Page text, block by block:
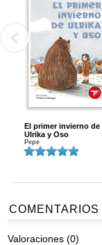
El primer invierno de
Ulrika y Oso
Pepe
COMENTARIOS
Valoraciones (0)